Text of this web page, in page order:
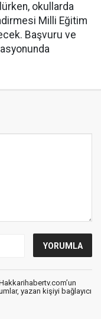
okullarda
Milli Eğitim
Başvuru ve
yazan kişiyi bağlayıcı